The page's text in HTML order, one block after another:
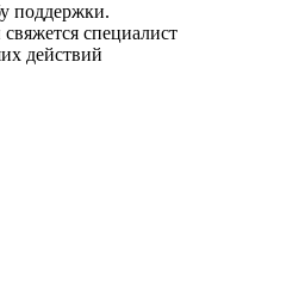
поддержки.
специалист
действий